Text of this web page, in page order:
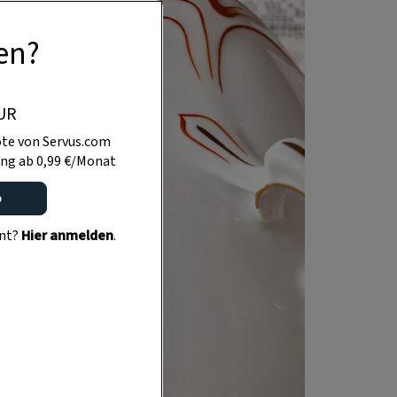
von Servus.com
ab 0,99 €/Monat
Hier anmelden.